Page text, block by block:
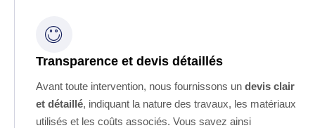
Transparence et devis détaillés
Avant toute intervention, nous fournissons un devis clair
et détaillé, indiquant la nature des travaux, les matériaux
utilisés et les coûts associés. Vous savez ainsi